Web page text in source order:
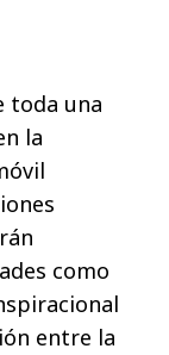
toda una
la
como
entre la